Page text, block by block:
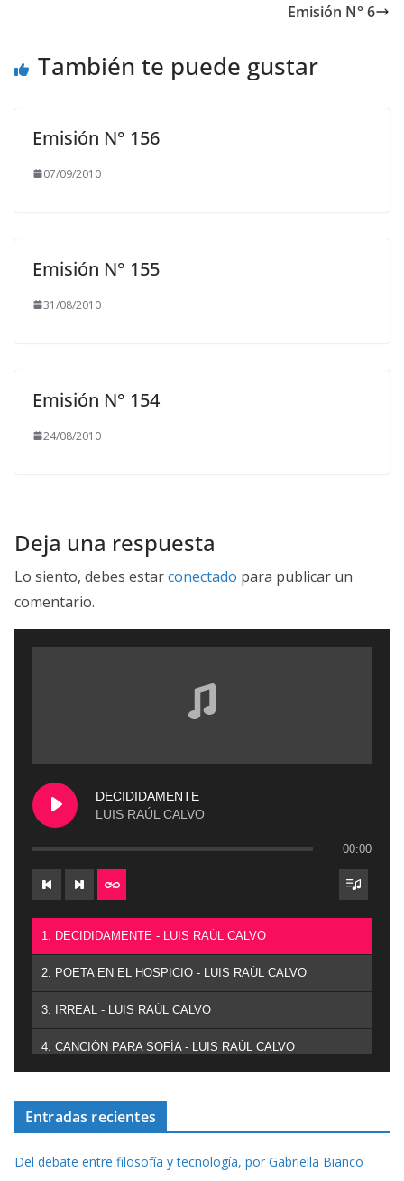
Emisión N° 6
También te puede gustar
Emisión N° 156
07/09/2010
Emisión N° 155
31/08/2010
Emisión N° 154
24/08/2010
Deja una respuesta
Lo siento, debes estarconectado para publicar un
comentario.
DECIDIDAMENTE
LUIS RAÚL CALVO
00:00
1. DECIDIDAMENTE - LUIS RAÚL CALVO
2. POETA EN EL HOSPICIO - LUIS RAÚL CALVO
3. IRREAL - LUIS RAÚL CALVO
4. CANCIÓN PARA SOFÍA - LUIS RAÚL CALVO
Entradas recientes
Del debate entre filosofía y tecnología, por Gabriella Bianco